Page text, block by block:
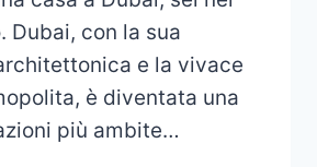
Dubai, con la sua
e la vivace
è diventata una
più ambite…